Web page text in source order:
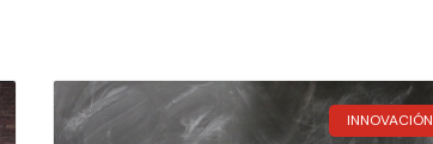
INNOVACIÓN